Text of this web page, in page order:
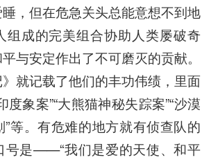
，但在危急关头总能意想不到地
组成的完美组合协助人类屡破奇
与安定作出了不可磨灭的贡献。
就记载了他们的丰功伟绩，里面
度象案”“大熊猫神秘失踪案”“沙漠
等。有危难的地方就有侦查队的
号是——“我们是爱的天使、和平